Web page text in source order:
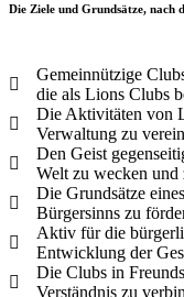
Die Ziele und Grundsätze, nach
Gemeinnützige
die als Lions Clubs
Die Aktivitäten von
Verwaltung zu
Den Geist
Welt zu wecken und
Die Grundsätze
Bürgersinns zu
Aktiv für die
Entwicklung der
Die Clubs in
Verständnis zu